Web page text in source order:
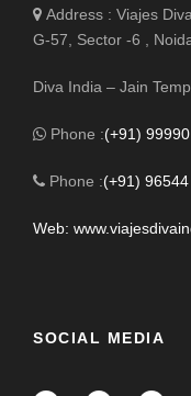
Address : Viajes
G-57, Sector -6 ,
Diva India – Jain
Phone :(+91)
Phone :(+91)
Web:
SOCIAL MEDIA